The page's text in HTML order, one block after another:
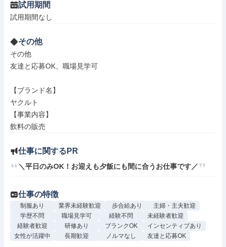
試用期間
試用期間なし
その他
その他
友達と応募OK、職場見学可
【ブランド名】
ヤクルト
【事業内容】
飲料の販売
仕事に関するPR
＼平日のみOK！お迎えも夕飯にも間に合うお仕事です／
仕事の特徴
制服あり 業界未経験歓迎 歩合給あり
主婦・主夫歓迎
学歴不問
職場見学可 経験不問
未経験者歓迎
経験者歓迎
研修あり ブランクOK
インセンティブあり
女性が活躍中
長期歓迎 ノルマなし 友達と応募OK